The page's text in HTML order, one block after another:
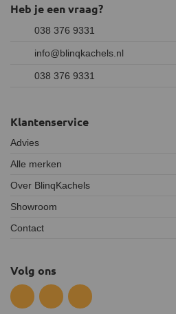
Heb je een vraag?
038 376 9331
info@blinqkachels.nl
038 376 9331
Klantenservice
Advies
Alle merken
Over BlinqKachels
Showroom
Contact
Volg ons